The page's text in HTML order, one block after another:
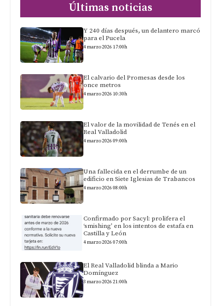
Últimas noticias
Y 240 días después, un delantero marcó
para el Pucela
4 marzo 2026 17:00h
El calvario del Promesas desde los
once metros
4 marzo 2026 10:30h
El valor de la movilidad de Tenés en el
Real Valladolid
4 marzo 2026 09:00h
Una fallecida en el derrumbe de un
edificio en Siete Iglesias de Trabancos
4 marzo 2026 08:00h
Confirmado por Sacyl: prolifera el
‘smishing’ en los intentos de estafa en
Castilla y León
4 marzo 2026 07:00h
El Real Valladolid blinda a Mario
Domínguez
3 marzo 2026 21:00h